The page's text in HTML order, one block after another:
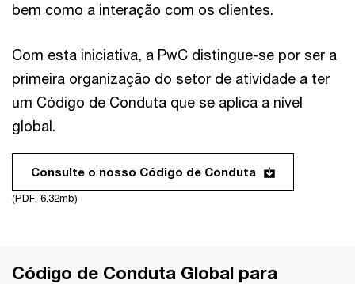
bem como a interação com os clientes.
Com esta iniciativa, a PwC distingue-se por ser a
primeira organização do setor de atividade a ter
um Código de Conduta que se aplica a nível
global.
Consulte o nosso Código de Conduta
(PDF, 6.32mb)
Código de Conduta Global para